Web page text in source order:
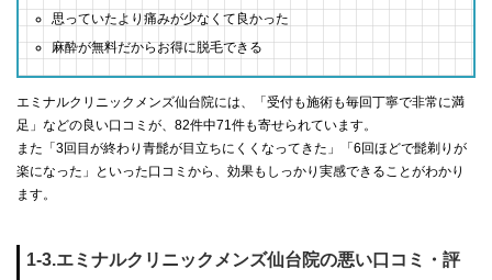
思っていたより痛みが少なくて良かった
麻酔が無料だからお得に脱毛できる
エミナルクリニックメンズ仙台院には、「受付も施術も毎回丁寧で非常に満
足」などの良い口コミが、82件中71件も寄せられています。
また「3回目が終わり青髭が目立ちにくくなってきた」「6回ほどで髭剃りが
楽になった」といった口コミから、効果もしっかり実感できることがわかり
ます。
1-3.エミナルクリニックメンズ仙台院の悪い口コミ・評